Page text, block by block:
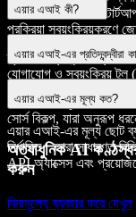
বিশেষজ্ঞ; বিশেষ করে
প্রক্রিয়া স্বয়ংক্রিয়করণে
এয়ার এআই কী?
এয়ার এআই একটি ক্লাউড-
ন্যাচারাল ল্যাঙ্গুয়েজ
যোগাযোগ ও স্বয়ংক্রিয় টুল
অ্যানালিটিক্স) এর
এয়ার এআই-এর প্রতিদ্বন্দ্বীরা
এয়ার এআই-এর
365, HubSpot,
সোর্স বিকল্প, যারা অনুরূপ
এয়ার এআই-এর মূল্য কত?
এয়ার এআই-এর মূল্য ছোট
নির্ধারিত। তারা সাধারণত
API অ্যাক্সেস এবং
অত্যাধুনিক AI
করুন
বিনামূল্যে ব্যবহার করে দেখুন